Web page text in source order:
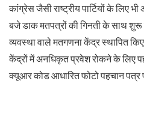
कांग्रेस जैसी राष्ट्रीय पार्टियों के लिए
बजे डाक मतपत्रों की गिनती के साथ शुरू
व्यवस्था वाले मतगणना केंद्र स्थापित
केंद्रों में अनधिकृत प्रवेश रोकने के लिए
क्यूआर कोड आधारित फोटो पहचान पत्र